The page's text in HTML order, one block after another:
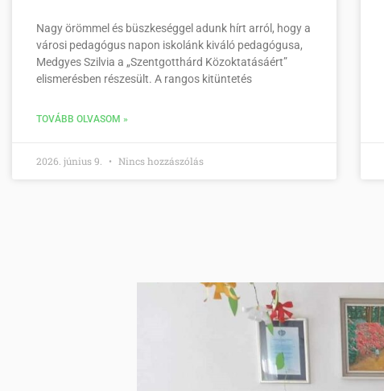
Nagy örömmel és büszkeséggel adunk hírt arról, hogy a
városi pedagógus napon iskolánk kiváló pedagógusa,
Medgyes Szilvia a „Szentgotthárd Közoktatásáért”
elismerésben részesült. A rangos kitüntetés
TOVÁBB OLVASOM »
2026. június 9. Nincs hozzászólás